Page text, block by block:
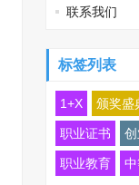
联系我们
标签列表
1+X 颁奖盛
职业证书
职业教育